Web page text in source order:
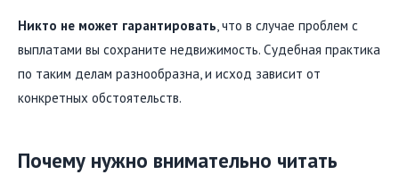
Никто не может гарантировать, что в случае проблем с
выплатами вы сохраните недвижимость. Судебная практика
по таким делам разнообразна, и исход зависит от
конкретных обстоятельств.
Почему нужно внимательно читать